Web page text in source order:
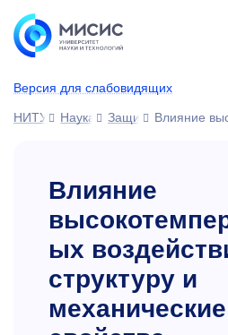
Версия для слабовидящих
НИТУ МИСИС
Наука Защиты Влияние
Влияние
ых
структуру и
механические